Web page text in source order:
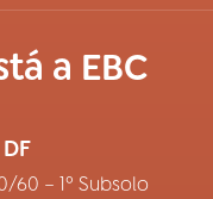
a EBC
60 – 1º Subsolo